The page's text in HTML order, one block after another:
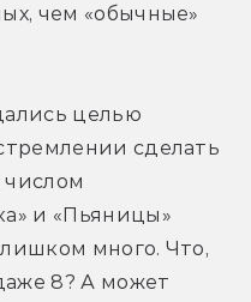
чем «обычные»
целью
сделать
и «Пьяницы»
много. Что,
8? А может